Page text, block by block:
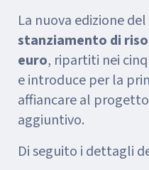
La nuova edizione
stanziamento di
euro, ripartiti nei
e introduce per la
affiancare al
aggiuntivo.
Di seguito i dettagli